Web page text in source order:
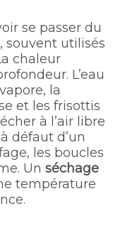
se passer du
souvent utilisés
chaleur
L’eau
la
et les frisottis
à l’air libre
défaut d’un
les boucles
Un séchage
température